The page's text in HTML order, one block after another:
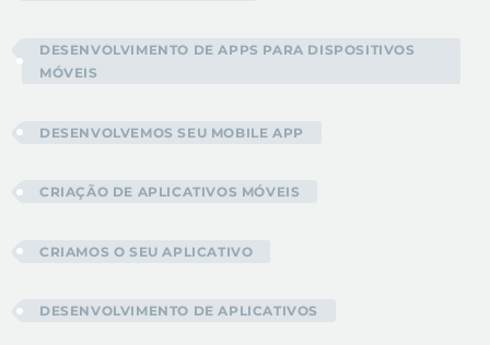
DESENVOLVIMENTO DE APPS PARA DISPOSITIVOS
MÓVEIS
DESENVOLVEMOS SEU MOBILE APP
CRIAÇÃO DE APLICATIVOS MÓVEIS
CRIAMOS O SEU APLICATIVO
DESENVOLVIMENTO DE APLICATIVOS